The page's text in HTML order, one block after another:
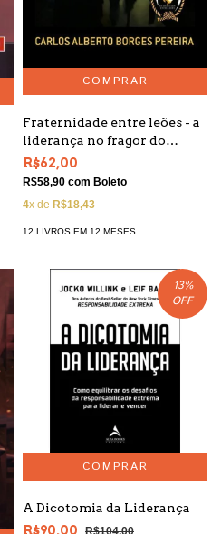
Fraternidade entre leões - a
liderança no fragor do
combate
R$62,00
R$58,90 com Boleto
4x de R$18,43
12 LIVROS EM 12 MESES
13%
OFF
A Dicotomia da Liderança
R$90,00
R$104,00